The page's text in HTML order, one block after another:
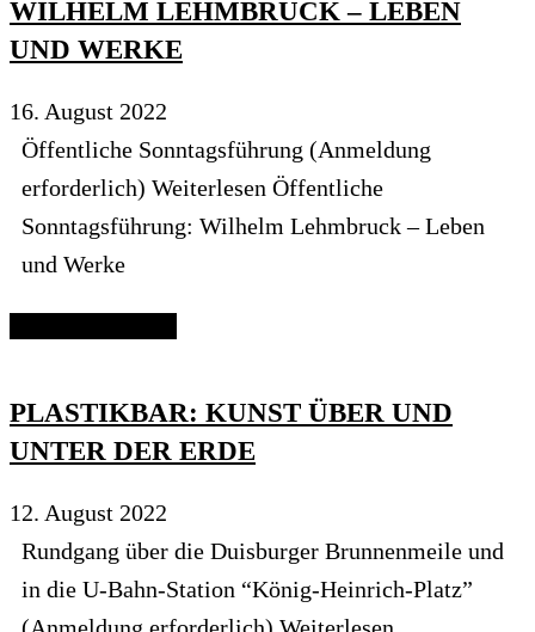
WILHELM LEHMBRUCK – LEBEN
UND WERKE
16. August 2022
Öffentliche Sonntagsführung (Anmeldung
erforderlich) Weiterlesen Öffentliche
Sonntagsführung: Wilhelm Lehmbruck – Leben
und Werke
PLASTIKBAR: KUNST ÜBER UND
UNTER DER ERDE
12. August 2022
Rundgang über die Duisburger Brunnenmeile und
in die U-Bahn-Station “König-Heinrich-Platz”